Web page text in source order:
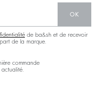
OK
de ba&sh et de recevoir
de la marque.
commande